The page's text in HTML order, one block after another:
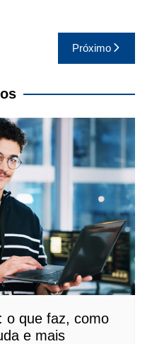
Próximo
o que faz, como
e mais